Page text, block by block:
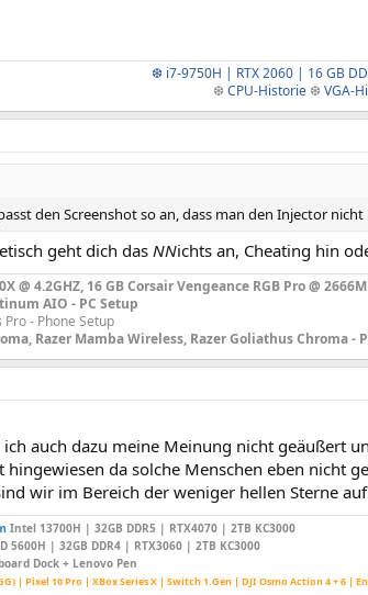
❆ i7-9750H | RTX 2060 | 16 GB
❆ CPU-Historie ❆ VGA-
den Screenshot so an, dass man den Injector
geht dich das NNichts an, Cheating hin
@ 4.2GHZ, 16 GB Corsair Vengeance RGB Pro @
AIO - PC Setup
Pro - Phone Setup
Razer Mamba Wireless, Razer Goliathus Chroma -
ich auch dazu meine Meinung nicht geäußert
hingewiesen da solche Menschen eben nicht
wir im Bereich der weniger hellen Sterne auf
Intel 13700H | 32GB DDR5 | RTX4070 | 2TB KC3000
5600H | 32GB DDR4 | RTX3060 | 2TB KC3000
Dock + Lenovo Pen
| Pixel 10 Pro | XBox Series X | Switch 1.Gen | DJI Osmo Action 4 + 6 |